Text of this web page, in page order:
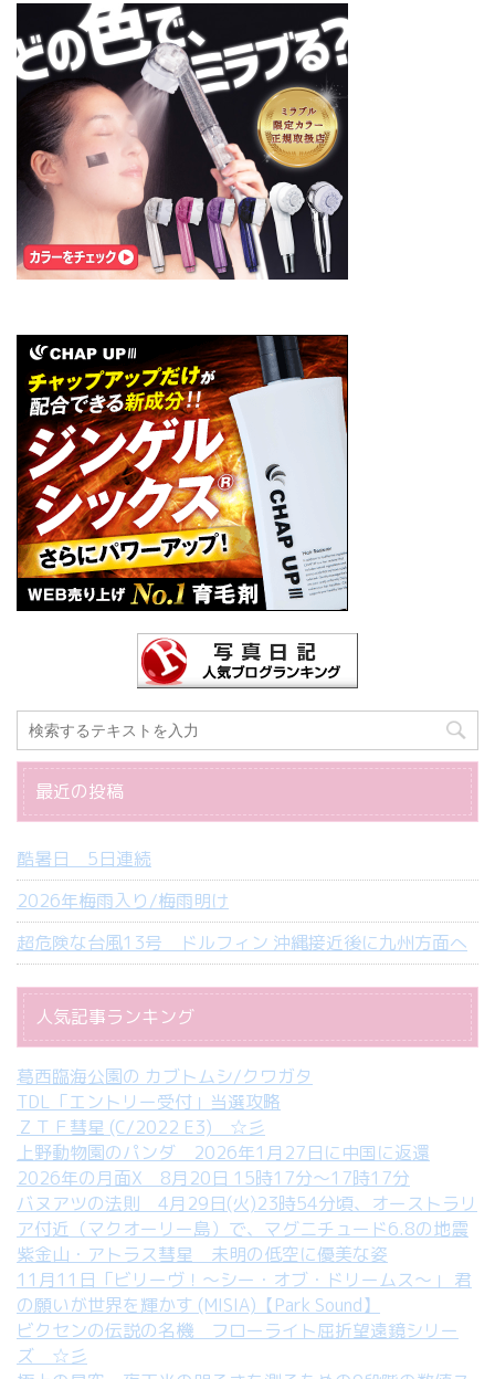
最近の投稿
酷暑日 5日連続
2026年梅雨入り/梅雨明け
超危険な台風13号 ドルフィン 沖縄接近後に九州方面へ
人気記事ランキング
葛西臨海公園の カブトムシ/クワガタ
TDL「エントリー受付」当選攻略
ＺＴＦ彗星 (C/2022 E3) ☆彡
上野動物園のパンダ 2026年1月27日に中国に返還
2026年の月面X 8月20日 15時17分～17時17分
バヌアツの法則 4月29日(火)23時54分頃、オーストラリ
ア付近（マクオーリー島）で、マグニチュード6.8の地震
紫金山・アトラス彗星 未明の低空に優美な姿
11月11日「ビリーヴ！～シー・オブ・ドリームス～」 君
の願いが世界を輝かす (MISIA)【Park Sound】
ビクセンの伝説の名機 フローライト屈折望遠鏡シリー
ズ ☆彡